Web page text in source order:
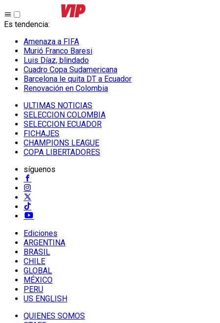
Es tendencia:
Amenaza a FIFA
Murió Franco Baresi
Luis Díaz, blindado
Cuadro Copa Sudamericana
Barcelona le quita DT a Ecuador
Renovación en Colombia
ULTIMAS NOTICIAS
SELECCION COLOMBIA
SELECCION ECUADOR
FICHAJES
CHAMPIONS LEAGUE
COPA LIBERTADORES
síguenos
Ediciones
ARGENTINA
BRASIL
CHILE
GLOBAL
MÉXICO
PERU
US ENGLISH
QUIENES SOMOS